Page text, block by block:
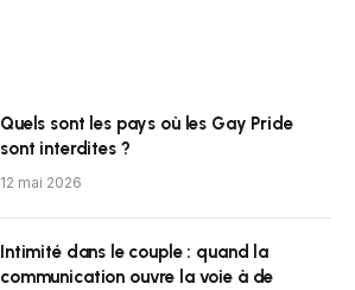
Quels sont les pays où les Gay Pride
sont interdites ?
12 mai 2026
Intimité dans le couple : quand la
communication ouvre la voie à de